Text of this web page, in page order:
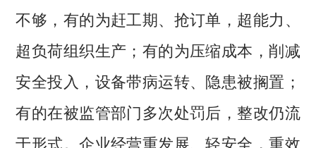
不够，有的为赶工期、抢订单，超能力、
超负荷组织生产；有的为压缩成本，削减
安全投入，设备带病运转、隐患被搁置；
有的在被监管部门多次处罚后，整改仍流
于形式。企业经营重发展、轻安全，重效